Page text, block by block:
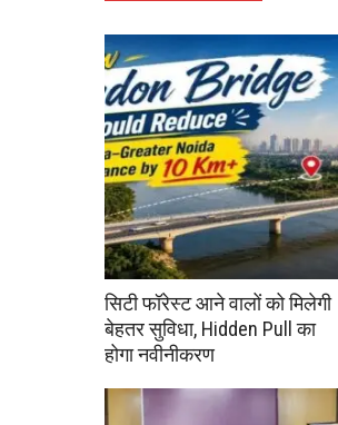
सिटी फॉरेस्ट आने वालों को मिलेगी
बेहतर सुविधा, Hidden Pull का
होगा नवीनीकरण